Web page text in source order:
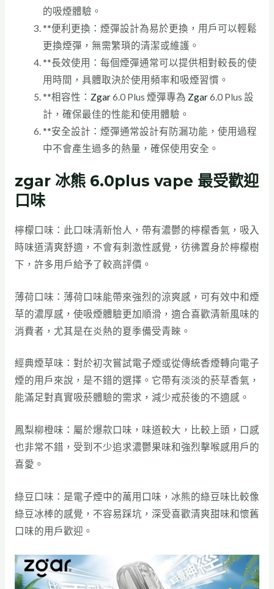
的吸煙體驗。
**便利更換：煙彈設計為易於更換，用戶可以輕鬆
更換煙彈，無需繁瑣的清潔或維護。
**長效使用：每個煙彈通常可以提供相對較長的使
用時間，具體取決於使用頻率和吸煙習慣。
**相容性： Zgar6.0 Plus 煙彈專為 Zgar6.0 Plus 設
計，確保最佳的性能和使用體驗。
**安全設計：煙彈通常設計有防漏功能，使用過程
中不會產生過多的熱量，確保使用安全。
zgar 冰熊 6.0plus vape 最受歡迎
口味
檸檬口味：此口味清新怡人，帶有濃鬱的檸檬香氣，吸入
時味道清爽舒適，不會有刺激性感覺，彷彿置身於檸檬樹
下，許多用戶給予了較高評價。
薄荷口味：薄荷口味能帶來強烈的涼爽感，可有效中和煙
草的濃厚感，使吸煙體驗更加順滑，適合喜歡清新風味的
消費者，尤其是在炎熱的夏季備受青睞。
經典煙草味：對於初次嘗試電子煙或從傳統香煙轉向電子
煙的用戶來說，是不錯的選擇。它帶有淡淡的菸草香氣，
能滿足對真實吸菸體驗的需求，減少戒菸後的不適感。
鳳梨柳橙味：屬於爆款口味，味道較大，比較上頭，口感
也非常不錯，受到不少追求濃鬱果味和強烈擊喉感用戶的
喜愛。
綠豆口味：是電子煙中的萬用口味，冰熊的綠豆味比較像
綠豆冰棒的感覺，不容易踩坑，深受喜歡清爽甜味和懷舊
口味的用戶歡迎。